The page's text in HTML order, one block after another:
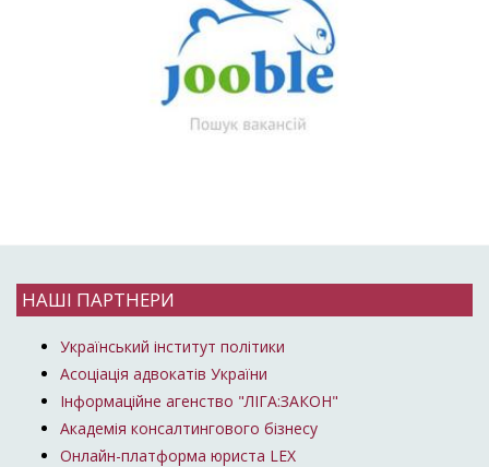
НАШІ ПАРТНЕРИ
Український інститут політики
Асоціація адвокатів України
Інформаційне агенство "ЛІГА:ЗАКОН"
Академія консалтингового бізнесу
Онлайн-платформа юриста LEX